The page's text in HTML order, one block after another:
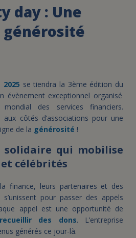
day : Une
générosité
se tiendra la 3ème édition du
évènement exceptionnel organisé
des services financiers.
aux côtés d’associations pour une
de la générosité !
solidaire qui mobilise
célébrités
finance, leurs partenaires et des
s’unissent pour passer des appels
appel est une opportunité de
des dons. L’entreprise
générés ce jour-là.